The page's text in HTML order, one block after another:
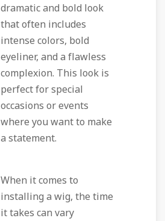
dramatic and bold look
that often includes
intense colors, bold
eyeliner, and a flawless
complexion. This look is
perfect for special
occasions or events
where you want to make
a statement.
When it comes to
installing a wig, the time
it takes can vary